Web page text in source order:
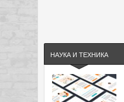
НАУКА И ТЕХНИКА